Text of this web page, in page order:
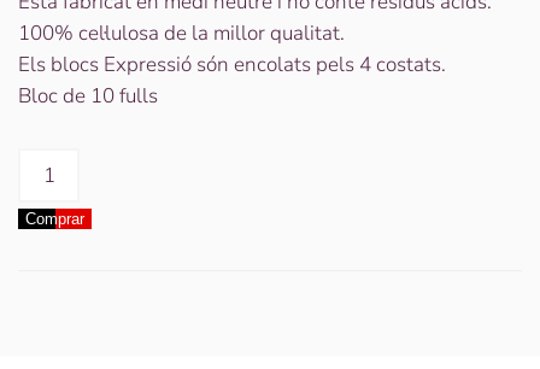
100% cel·lulosa de la millor qualitat.
Els blocs Expressió són encolats pels 4 costats.
Bloc de 10 fulls
quantitat
BLOC
Comprar